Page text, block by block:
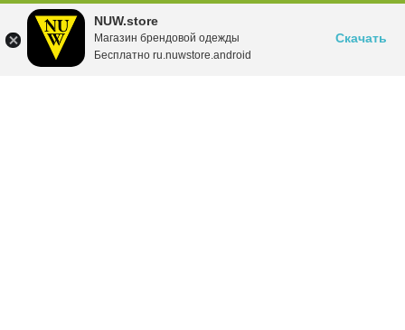
NUW.store
Магазин брендовой одежды
Бесплатно ru.nuwstore.android
Скачать